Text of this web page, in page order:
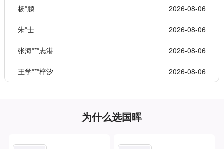
杨*鹏 2026-08-06
朱*士 2026-08-06
张海***志港 2026-08-06
王学***梓汐 2026-08-06
为什么选国晖